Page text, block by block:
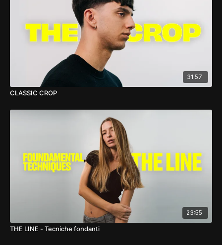
31:57
CLASSIC CROP
23:55
THE LINE - Tecniche fondanti